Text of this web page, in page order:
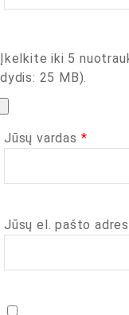
Įkelkite iki 5
dydis: 25 MB).
Jūsų vardas *
Jūsų el. pašto